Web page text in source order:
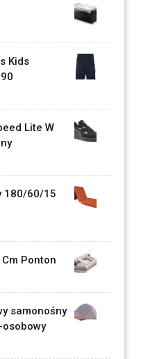
Kids
Lite W
180/60/15
Ponton
samonośny
osobowy